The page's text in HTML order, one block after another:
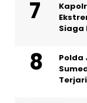
Siaga
Polda